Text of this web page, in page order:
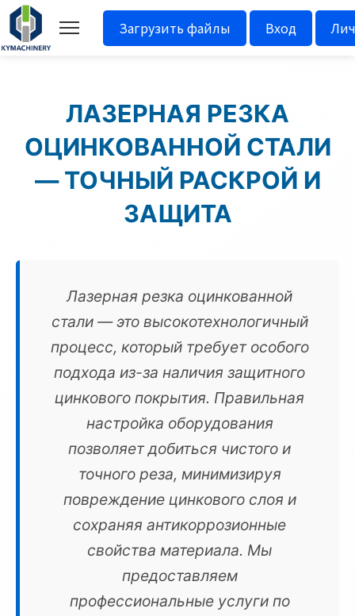
Загрузить файлы Вход
ЛАЗЕРНАЯ РЕЗКА
ОЦИНКОВАННОЙ СТАЛИ
— ТОЧНЫЙ РАСКРОЙ И
ЗАЩИТА
Лазерная резка оцинкованной
стали — это высокотехнологичный
процесс, который требует особого
подхода из-за наличия защитного
цинкового покрытия. Правильная
настройка оборудования
позволяет добиться чистого и
точного реза, минимизируя
повреждение цинкового слоя и
сохраняя антикоррозионные
свойства материала. Мы
предоставляем
профессиональные услуги по